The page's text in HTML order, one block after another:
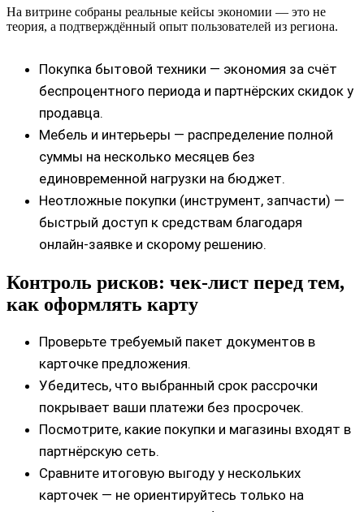
На витрине собраны реальные кейсы экономии — это не
теория, а подтверждённый опыт пользователей из региона.
Покупка бытовой техники — экономия за счёт
беспроцентного периода и партнёрских скидок у
продавца.
Мебель и интерьеры — распределение полной
суммы на несколько месяцев без
единовременной нагрузки на бюджет.
Неотложные покупки (инструмент, запчасти) —
быстрый доступ к средствам благодаря
онлайн‑заявке и скорому решению.
Контроль рисков: чек-лист перед тем,
как оформлять карту
Проверьте требуемый пакет документов в
карточке предложения.
Убедитесь, что выбранный срок рассрочки
покрывает ваши платежи без просрочек.
Посмотрите, какие покупки и магазины входят в
партнёрскую сеть.
Сравните итоговую выгоду у нескольких
карточек — не ориентируйтесь только на